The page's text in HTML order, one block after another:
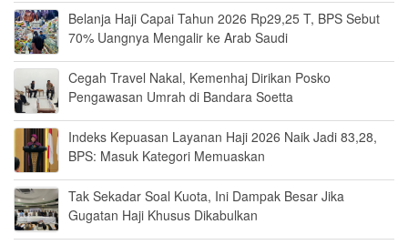
Belanja Haji Capai Tahun 2026 Rp29,25 T, BPS Sebut
70% Uangnya Mengalir ke Arab Saudi
Cegah Travel Nakal, Kemenhaj Dirikan Posko
Pengawasan Umrah di Bandara Soetta
Indeks Kepuasan Layanan Haji 2026 Naik Jadi 83,28,
BPS: Masuk Kategori Memuaskan
Tak Sekadar Soal Kuota, Ini Dampak Besar Jika
Gugatan Haji Khusus Dikabulkan